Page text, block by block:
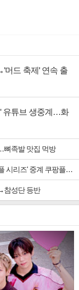
머드 축제' 연속 출
' 유튜브 생중계…화
족발 맛집 먹방
리즈' 중계 쿠팡플레이
참성단 등반